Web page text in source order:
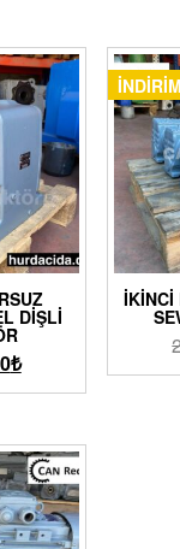
DIŞLI
₺
İKINCI